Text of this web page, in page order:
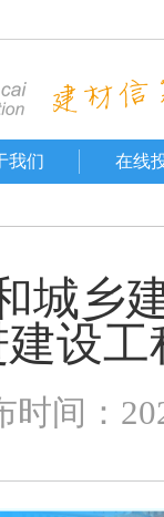
我们 在线
城乡
设
时间：